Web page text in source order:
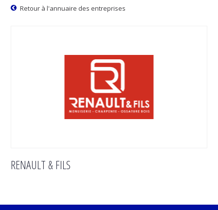
Retour à l'annuaire des entreprises
RENAULT & FILS